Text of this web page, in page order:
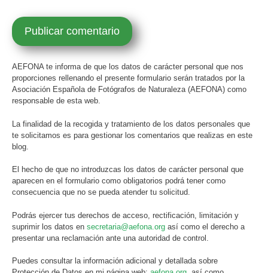
AEFONA te informa de que los datos de carácter personal que nos
proporciones rellenando el presente formulario serán tratados por la
Asociación Española de Fotógrafos de Naturaleza (AEFONA) como
responsable de esta web.
La finalidad de la recogida y tratamiento de los datos personales que
te solicitamos es para gestionar los comentarios que realizas en este
blog.
El hecho de que no introduzcas los datos de carácter personal que
aparecen en el formulario como obligatorios podrá tener como
consecuencia que no se pueda atender tu solicitud.
Podrás ejercer tus derechos de acceso, rectificación, limitación y
suprimir los datos en secretaria@aefona.org así como el derecho a
presentar una reclamación ante una autoridad de control.
Puedes consultar la información adicional y detallada sobre